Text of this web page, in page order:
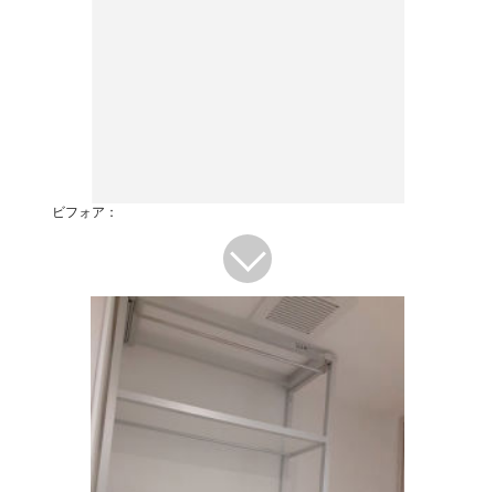
ビフォア：